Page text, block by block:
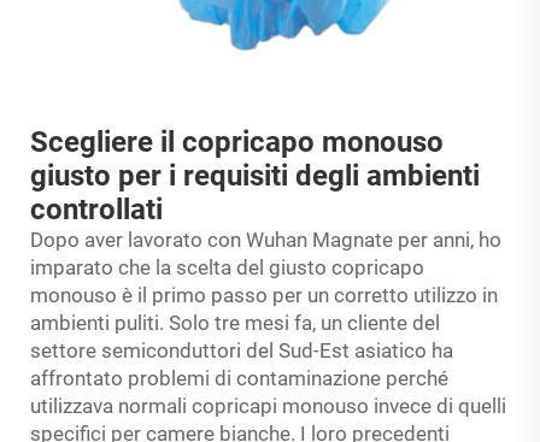
Scegliere il copricapo monouso
giusto per i requisiti degli ambienti
controllati
Dopo aver lavorato con Wuhan Magnate per anni, ho
imparato che la scelta del giusto copricapo
monouso è il primo passo per un corretto utilizzo in
ambienti puliti. Solo tre mesi fa, un cliente del
settore semiconduttori del Sud-Est asiatico ha
affrontato problemi di contaminazione perché
utilizzava normali copricapi monouso invece di quelli
specifici per camere bianche. I loro precedenti